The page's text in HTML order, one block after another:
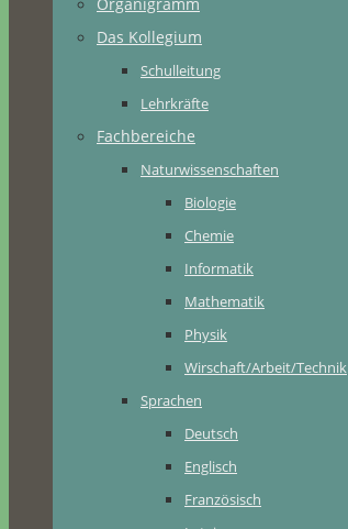
Das Kollegium
Schulleitung
Lehrkräfte
Fachbereiche
Naturwissenschaften
Biologie
Chemie
Informatik
Mathematik
Physik
Wirschaft/Arbeit/Technik
Sprachen
Deutsch
Englisch
Französisch